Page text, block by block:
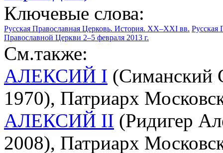
Ключевые слова:
Русская Православная Церковь. История. XX–XXI вв. Русская
Православной Церкви 2–5 февраля 2013 г.
См.также:
АЛЕКСИЙ I (Симанский
1970), Патриарх
АЛЕКСИЙ II (Ридигер
2008), Патриарх